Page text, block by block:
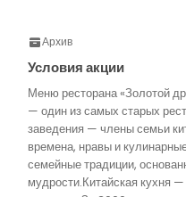
Архив
Условия акции
Меню ресторана «Золотой
— один из самых старых
заведения — члены семьи
времена, нравы и
семейные традиции,
мудрости.Китайская кухня